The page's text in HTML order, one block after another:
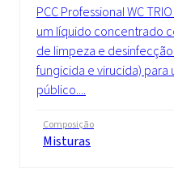
PCC Professional WC
um líquido concentrado
de limpeza e
fungicida e virucida) para
público....
Composição
Misturas